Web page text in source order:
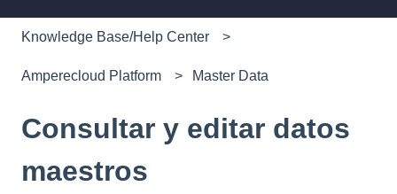
Knowledge Base/Help Center
Amperecloud Platform Master Data
Consultar y editar datos
maestros